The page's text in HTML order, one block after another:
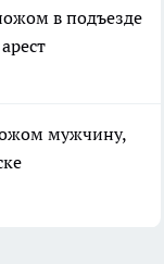
в подъезде
мужчину,